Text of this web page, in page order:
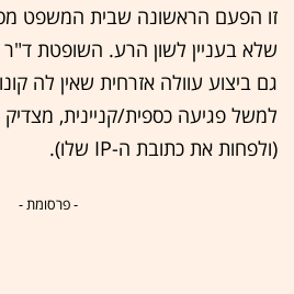
זו הפעם הראשונה שבית המשפט
שלא בעניין לשון הרע. השופטת
גם ביצוע עוולה אזרחית שאין לה
למשל פגיעה כספית/קניינית,
(ולפחות את כתובת ה-IP שלו).
- פרסומת -